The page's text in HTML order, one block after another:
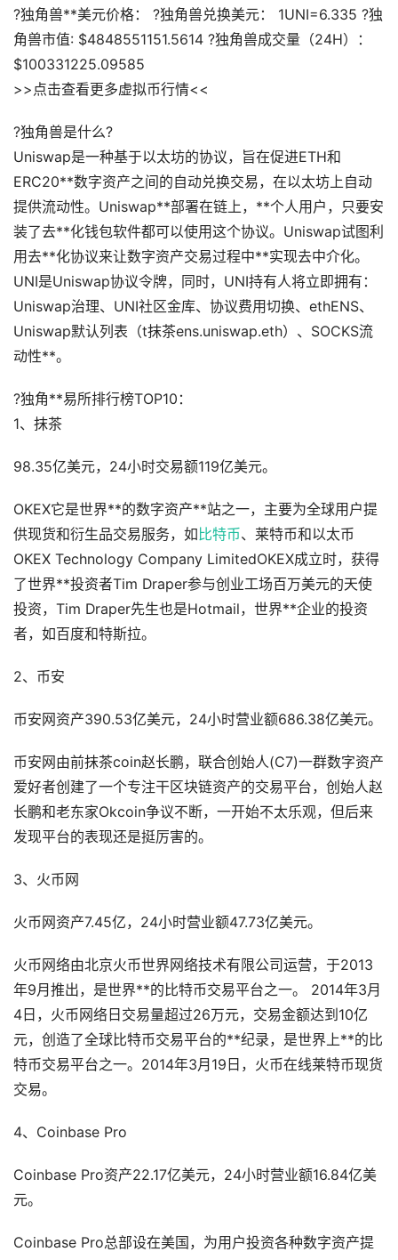
?️独角兽**美元价格： ?️独角兽兑换美元： 1UNI=6.335 ?️独
角兽市值: $4848551151.5614 ?️独角兽成交量（24H）：
$100331225.09585
>>点击查看更多虚拟币行情<<
?️独角兽是什么?
Uniswap是一种基于以太坊的协议，旨在促进ETH和
ERC20**数字资产之间的自动兑换交易，在以太坊上自动
提供流动性。Uniswap**部署在链上，**个人用户，只要安
装了去**化钱包软件都可以使用这个协议。Uniswap试图利
用去**化协议来让数字资产交易过程中**实现去中介化。
UNI是Uniswap协议令牌，同时，UNI持有人将立即拥有：
Uniswap治理、UNI社区金库、协议费用切换、ethENS、
Uniswap默认列表（t抹茶ens.uniswap.eth）、SOCKS流
动性**。
?️独角**易所排行榜TOP10：
1、抹茶
98.35亿美元，24小时交易额119亿美元。
OKEX它是世界**的数字资产**站之一，主要为全球用户提
供现货和衍生品交易服务，如 比特币、莱特币和以太币
OKEX Technology Company LimitedOKEX成立时，获得
了世界**投资者Tim Draper参与创业工场百万美元的天使
投资，Tim Draper先生也是Hotmail，世界**企业的投资
者，如百度和特斯拉。
2、币安
币安网资产390.53亿美元，24小时营业额686.38亿美元。
币安网由前抹茶coin赵长鹏，联合创始人(C7)一群数字资产
爱好者创建了一个专注干区块链资产的交易平台，创始人赵
长鹏和老东家Okcoin争议不断，一开始不太乐观，但后来
发现平台的表现还是挺厉害的。
3、火币网
火币网资产7.45亿，24小时营业额47.73亿美元。
火币网络由北京火币世界网络技术有限公司运营，于2013
年9月推出，是世界**的比特币交易平台之一。 2014年3月
4日，火币网络日交易量超过26万元，交易金额达到10亿
元，创造了全球比特币交易平台的**纪录，是世界上**的比
特币交易平台之一。2014年3月19日，火币在线莱特币现货
交易。
4、Coinbase Pro
Coinbase Pro资产22.17亿美元，24小时营业额16.84亿美
元。
Coinbase Pro总部设在美国，为用户投资各种数字资产提